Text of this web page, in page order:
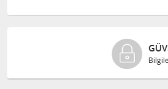
GÜVENLI
Bilgileriniz 128 Bit